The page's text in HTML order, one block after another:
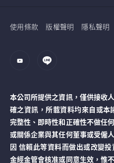
使用條款 版權聲明 隱私聲明
本公司所提供之資訊，僅供接收
確之資訊，所載資料均來自或
完整性、即時性和正確性不做任
或關係企業與其任何董事或受僱
因 信賴此等資料而做出或改變
金經金管會核准或同意生效，惟